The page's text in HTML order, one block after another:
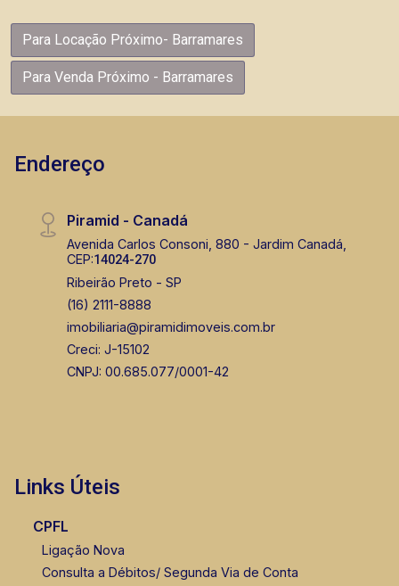
Para Locação Próximo- Barramares
Para Venda Próximo - Barramares
Endereço
Piramid - Canadá
Avenida Carlos Consoni, 880 - Jardim Canadá,
CEP:14024-270
Ribeirão Preto - SP
(16) 2111-8888
imobiliaria@piramidimoveis.com.br
Creci: J-15102
CNPJ: 00.685.077/0001-42
Links Úteis
CPFL
Ligação Nova
Consulta a Débitos/ Segunda Via de Conta